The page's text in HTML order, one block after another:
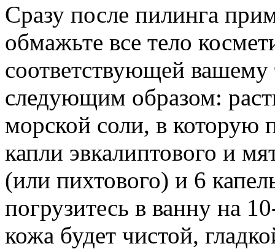
Сразу после пилинга
обмажьте все тело
соответствующей
следующим образом:
морской соли, в которую
капли эвкалиптового и
(или пихтового) и 6
погрузитесь в ванну на
кожа будет чистой,